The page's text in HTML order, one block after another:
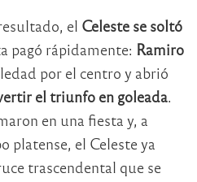
el Celeste se soltó
pagó rápidamente: Ramiro
por el centro y abrió
el triunfo en goleada.
en una fiesta y, a
platense, el Celeste ya
trascendental que se